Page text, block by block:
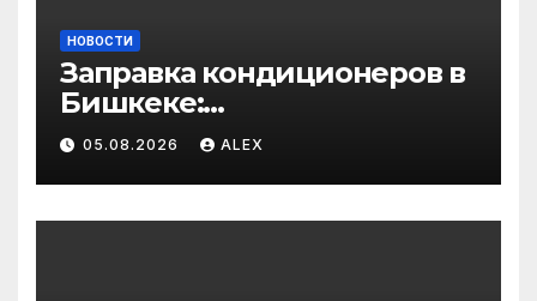
НОВОСТИ
Заправка кондиционеров в
Бишкеке:
профессиональные услуги
для дома и авто
05.08.2026 ALEX